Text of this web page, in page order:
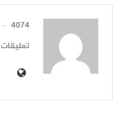
4074 المشاركات
تعليقات